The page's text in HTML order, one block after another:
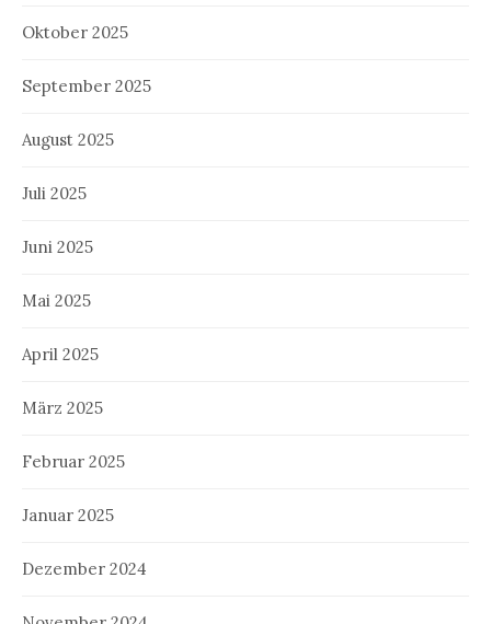
Oktober 2025
September 2025
August 2025
Juli 2025
Juni 2025
Mai 2025
April 2025
März 2025
Februar 2025
Januar 2025
Dezember 2024